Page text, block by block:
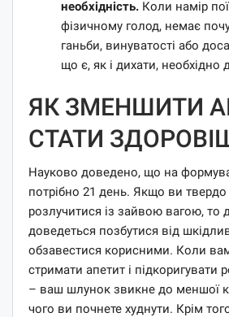
необхідність. Коли намір
фізичному голод, немає
ганьби, винуватості або
що є, як і дихати, необхідно
ЯК ЗМЕНШИТИ
СТАТИ
Науково доведено, що на
потрібно 21 день. Якщо ви
розлучитися із зайвою вагою, то
доведеться позбутися від
обзавестися корисними. Коли
стримати апетит і підкоригувати
– ваш шлунок звикне до меншої
чого ви почнете худнути. Крім